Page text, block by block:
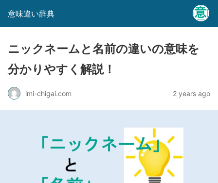
意味違い辞典
ニックネームと名前の違いの意味を
分かりやすく解説！
imi-chigai.com 2 years ago